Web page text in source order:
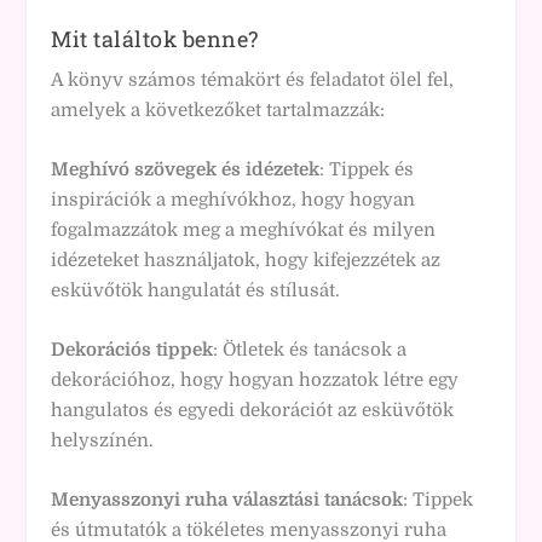
Mit találtok benne?
A könyv számos témakört és feladatot ölel fel,
amelyek a következőket tartalmazzák:
Meghívó szövegek és idézetek: Tippek és
inspirációk a meghívókhoz, hogy hogyan
fogalmazzátok meg a meghívókat és milyen
idézeteket használjatok, hogy kifejezzétek az
esküvőtök hangulatát és stílusát.
Dekorációs tippek: Ötletek és tanácsok a
dekorációhoz, hogy hogyan hozzatok létre egy
hangulatos és egyedi dekorációt az esküvőtök
helyszínén.
Menyasszonyi ruha választási tanácsok: Tippek
és útmutatók a tökéletes menyasszonyi ruha